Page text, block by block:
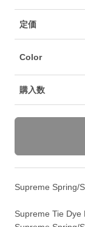
定価
Color
購入数
Supreme Spring/
Supreme Tie Dye